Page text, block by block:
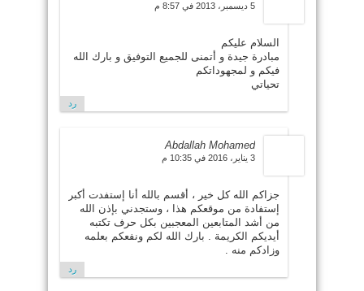
5 ديسمبر، 2013 في 8:57 م
السلام عليكم
مبادرة جيدة و أتمنى للجميع التوفيق و بارك الله
فيكم و لمجهوداتكم
تحياتي
رد
3 يناير، 2016 في 10:35 م
جزاكم الله كل خير ، أقسم بالله أنا إستفدت أكبر
إستفادة من موقعكم هذا ، وستجدني بإذن الله
من أشد المتابعين المعجبين بكل حرف تكتبه
أيديكم الكريمة . بارك الله لكم ونفعكم بعلمه
وزادكم منه .
رد